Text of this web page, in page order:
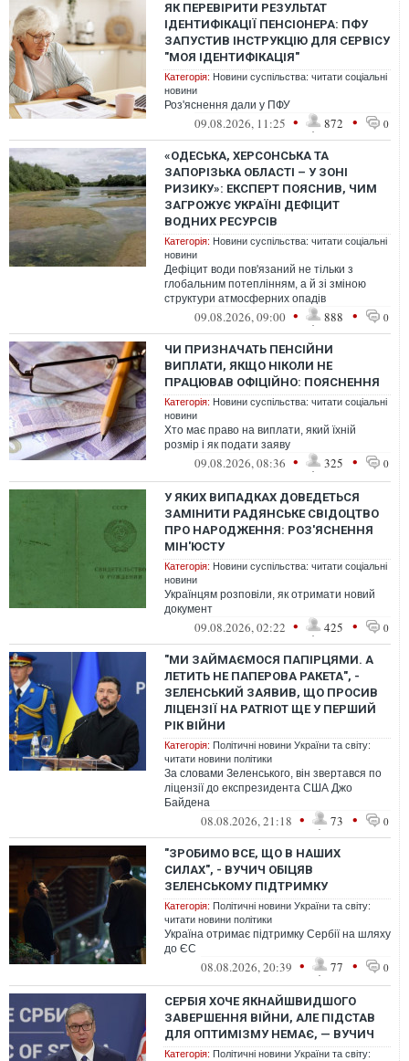
ЯК ПЕРЕВІРИТИ РЕЗУЛЬТАТ
ІДЕНТИФІКАЦІЇ ПЕНСІОНЕРА: ПФУ
ЗАПУСТИВ ІНСТРУКЦІЮ ДЛЯ СЕРВІСУ
"МОЯ ІДЕНТИФІКАЦІЯ"
Категорія: Новини суспільства: читати соціальні
новини
Роз'яснення дали у ПФУ
09.08.2026, 11:25 • 872 • 0
«ОДЕСЬКА, ХЕРСОНСЬКА ТА
ЗАПОРІЗЬКА ОБЛАСТІ – У ЗОНІ
РИЗИКУ»: ЕКСПЕРТ ПОЯСНИВ, ЧИМ
ЗАГРОЖУЄ УКРАЇНІ ДЕФІЦИТ
ВОДНИХ РЕСУРСІВ
Категорія: Новини суспільства: читати соціальні
новини
Дефіцит води пов'язаний не тільки з
глобальним потеплінням, а й зі зміною
структури атмосферних опадів
09.08.2026, 09:00 • 888 • 0
ЧИ ПРИЗНАЧАТЬ ПЕНСІЙНИ
ВИПЛАТИ, ЯКЩО НІКОЛИ НЕ
ПРАЦЮВАВ ОФІЦІЙНО: ПОЯСНЕННЯ
Категорія: Новини суспільства: читати соціальні
новини
Хто має право на виплати, який їхній
розмір і як подати заяву
09.08.2026, 08:36 • 325 • 0
У ЯКИХ ВИПАДКАХ ДОВЕДЕТЬСЯ
ЗАМІНИТИ РАДЯНСЬКЕ СВІДОЦТВО
ПРО НАРОДЖЕННЯ: РОЗ'ЯСНЕННЯ
МІН'ЮСТУ
Категорія: Новини суспільства: читати соціальні
новини
Українцям розповіли, як отримати новий
документ
09.08.2026, 02:22 • 425 • 0
"МИ ЗАЙМАЄМОСЯ ПАПІРЦЯМИ. А
ЛЕТИТЬ НЕ ПАПЕРОВА РАКЕТА", -
ЗЕЛЕНСЬКИЙ ЗАЯВИВ, ЩО ПРОСИВ
ЛІЦЕНЗІЇ НА PATRIOT ЩЕ У ПЕРШИЙ
РІК ВІЙНИ
Категорія: Політичні новини України та світу:
читати новини політики
За словами Зеленського, він звертався по
ліцензії до експрезидента США Джо
Байдена
08.08.2026, 21:18 • 73 • 0
"ЗРОБИМО ВСЕ, ЩО В НАШИХ
СИЛАХ", - ВУЧИЧ ОБІЦЯВ
ЗЕЛЕНСЬКОМУ ПІДТРИМКУ
Категорія: Політичні новини України та світу:
читати новини політики
Україна отримає підтримку Сербії на шляху
до ЄС
08.08.2026, 20:39 • 77 • 0
СЕРБІЯ ХОЧЕ ЯКНАЙШВИДШОГО
ЗАВЕРШЕННЯ ВІЙНИ, АЛЕ ПІДСТАВ
ДЛЯ ОПТИМІЗМУ НЕМАЄ, — ВУЧИЧ
Категорія: Політичні новини України та світу: